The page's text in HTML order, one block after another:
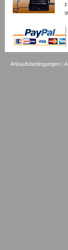
Ankaufsbedingungen |